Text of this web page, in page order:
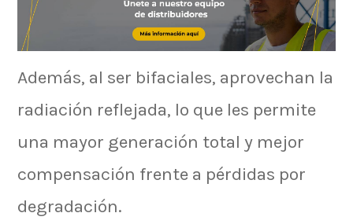
Además, al ser bifaciales, aprovechan la
radiación reflejada, lo que les permite
una mayor generación total y mejor
compensación frente a pérdidas por
degradación.